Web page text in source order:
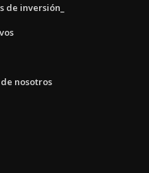
de inversión_
nosotros